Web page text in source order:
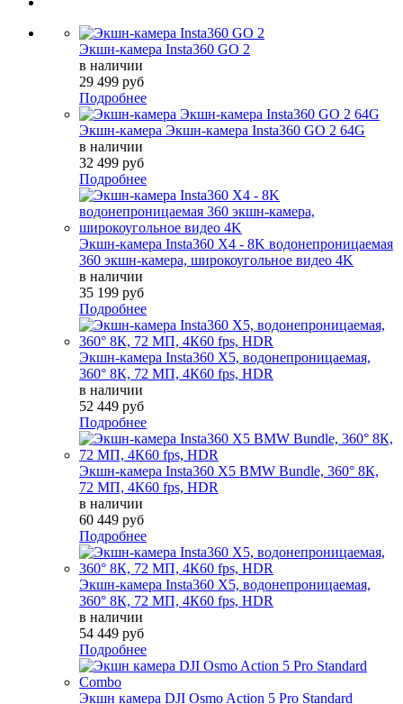
Экшн-камера Insta360 GO 2
в наличии
29 499 руб
Подробнее
Экшн-камера Экшн-камера Insta360 GO 2 64G
в наличии
32 499 руб
Подробнее
Экшн-камера Insta360 X4 - 8K водонепроницаемая
360 экшн-камера, широкоугольное видео 4K
в наличии
35 199 руб
Подробнее
Экшн-камера Insta360 X5, водонепроницаемая,
360° 8К, 72 МП, 4К60 fps, HDR
в наличии
52 449 руб
Подробнее
Экшн-камера Insta360 X5 BMW Bundle, 360° 8К,
72 МП, 4К60 fps, HDR
в наличии
60 449 руб
Подробнее
Экшн-камера Insta360 X5, водонепроницаемая,
360° 8К, 72 МП, 4К60 fps, HDR
в наличии
54 449 руб
Подробнее
Экшн камера DJI Osmo Action 5 Pro Standard